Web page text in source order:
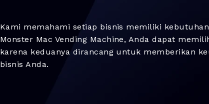
Kami memahami setiap bisnis memiliki
Monster Mac Vending Machine, Anda dapat
karena keduanya dirancang untuk memberikan
bisnis Anda.